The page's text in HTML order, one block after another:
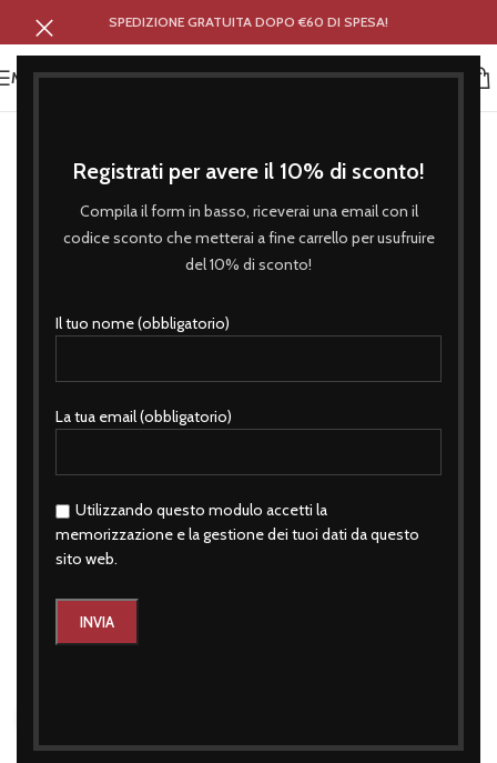
Registrati per avere il 10% di sconto!
Compila il form in basso, riceverai una email con il
codice sconto che metterai a fine carrello per usufruire
del 10% di sconto!
Il tuo nome (obbligatorio)
La tua email (obbligatorio)
Utilizzando questo modulo accetti la
memorizzazione e la gestione dei tuoi dati da questo
sito web.
SPEDIZIONE GRATUITA DOPO €60 DI SPESA!
MENU